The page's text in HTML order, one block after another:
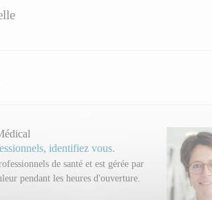
identifiez vous.
de santé et est gérée par
pendant les heures d'ouverture.